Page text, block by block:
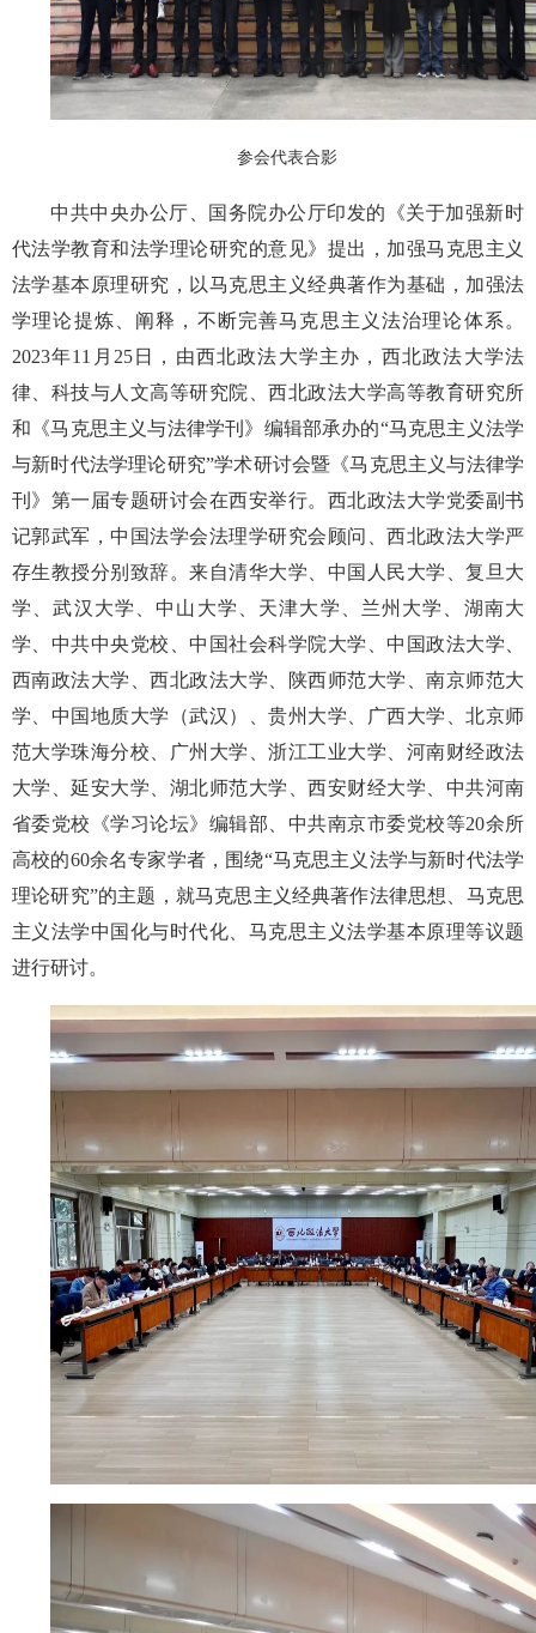
参会代表合影
中共中央办公厅、国务院办公厅印发的《关于加强新时
代法学教育和法学理论研究的意见》提出，加强马克思主义
法学基本原理研究，以马克思主义经典著作为基础，加强法
学理论提炼、阐释，不断完善马克思主义法治理论体系。
2023年11月25日，由西北政法大学主办，西北政法大学法
律、科技与人文高等研究院、西北政法大学高等教育研究所
和《马克思主义与法律学刊》编辑部承办的“马克思主义法学
与新时代法学理论研究”学术研讨会暨《马克思主义与法律学
刊》第一届专题研讨会在西安举行。西北政法大学党委副书
记郭武军，中国法学会法理学研究会顾问、西北政法大学严
存生教授分别致辞。来自清华大学、中国人民大学、复旦大
学、武汉大学、中山大学、天津大学、兰州大学、湖南大
学、中共中央党校、中国社会科学院大学、中国政法大学、
西南政法大学、西北政法大学、陕西师范大学、南京师范大
学、中国地质大学（武汉）、贵州大学、广西大学、北京师
范大学珠海分校、广州大学、浙江工业大学、河南财经政法
大学、延安大学、湖北师范大学、西安财经大学、中共河南
省委党校《学习论坛》编辑部、中共南京市委党校等20余所
高校的60余名专家学者，围绕“马克思主义法学与新时代法学
理论研究”的主题，就马克思主义经典著作法律思想、马克思
主义法学中国化与时代化、马克思主义法学基本原理等议题
进行研讨。